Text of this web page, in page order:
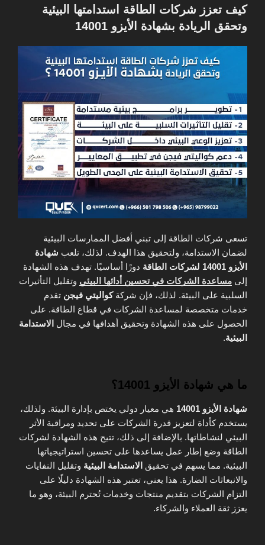
في
كيف تعزز شركات الطاقة استدامتها البيئية
وتحقق الريادة بشهادة الأيزو 14001
تسعى شركات الطاقة إلى تبني أفضل الممارسات البيئية
لضمان الاستدامة، ولتحقيق هذا الهدف. لذلك، تلعب شهادة
الأيزو 14001 لشركات الطاقة
دورًا أساسيًا. تهدف هذه الشهادة
إلى مساعدة الشركات في تحسين أدائها البيئي وتقليل التأثيرات
السلبية على البيئة. لذلك، فإن شركةكواليتي فيجن تقدم
خدمات متخصصة لمساعدة الشركات في قطاع الطاقة. على
الحصول على هذه الشهادة وتحقيق أهدافها في مجال الاستدامة
البيئية.
ما هي شهادة الأيزو 14001؟
شهادة الأيزو 14001
هي معيار دولي يختص بإدارة البيئة. ولذلك،
يستخدم كأداة لتعزيز قدرة الشركات على تحديد ومراقبة الأثر
البيئي لنشاطاتها. بالإضافة إلى ذلك، تتيح هذه الشهادة لشركات
الطاقة وضع إطار عمل يساعدها على تحسين استراتيجياتها
البيئية. مما يسهم في تحقيق الاستدامة البيئية وتقليل النفايات
والانبعاثات الضارة. هذا يعني، تعتبر هذه الشهادة دليلًا على
التزام الشركات بتقديم منتجات وخدمات تُحترم البيئة، وهو ما
يعزز ثقة العملاء والشركاء.